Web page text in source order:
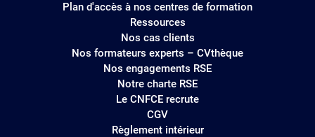
Plan d'accès à nos centres de formation
Ressources
Nos cas clients
Nos formateurs experts – CVthèque
Nos engagements RSE
Notre charte RSE
Le CNFCE recrute
CGV
Règlement intérieur